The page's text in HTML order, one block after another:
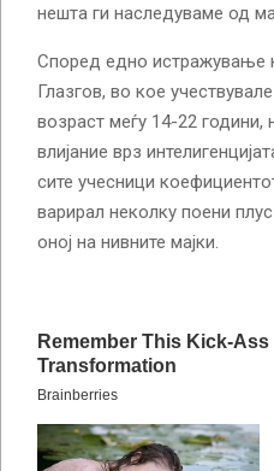
нешта ги наследуваме од
Според едно истражување
Глазгов, во кое
возраст меѓу 14-22 години,
влијание врз
сите учесници
варирал неколку поени
оној на нивните мајки.